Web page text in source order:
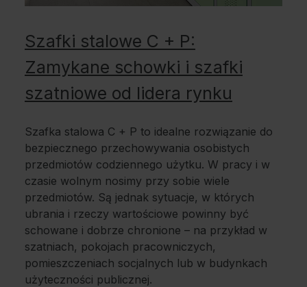
Szafki stalowe C + P:
Zamykane schowki i szafki
szatniowe od lidera rynku
Szafka stalowa C + P to idealne rozwiązanie do
bezpiecznego przechowywania osobistych
przedmiotów codziennego użytku. W pracy i w
czasie wolnym nosimy przy sobie wiele
przedmiotów. Są jednak sytuacje, w których
ubrania i rzeczy wartościowe powinny być
schowane i dobrze chronione – na przykład w
szatniach, pokojach pracowniczych,
pomieszczeniach socjalnych lub w budynkach
użyteczności publicznej.